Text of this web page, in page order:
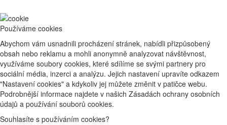
Používáme cookies
Abychom vám usnadnili procházení stránek, nabídli přizpůsobený
obsah nebo reklamu a mohli anonymně analyzovat návštěvnost,
využíváme soubory cookies, které sdílíme se svými partnery pro
sociální média, inzerci a analýzu. Jejich nastavení upravíte odkazem
"Nastavení cookies" a kdykoliv jej můžete změnit v patičce webu.
Podrobnější informace najdete v našich Zásadách ochrany osobních
údajů a používání souborů cookies.
Souhlasíte s používáním cookies?